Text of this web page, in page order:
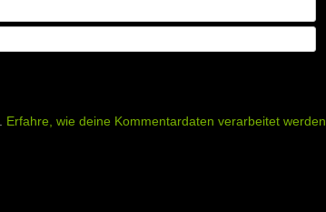
Erfahre, wie deine Kommentardaten verarbeitet werden.